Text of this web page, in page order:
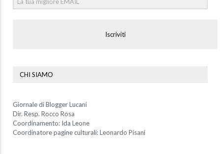
Iscriviti
CHI SIAMO
Giornale di Blogger Lucani
Dir. Resp. Rocco Rosa
Coordinamento: Ida Leone
Coordinatore pagine culturali: Leonardo Pisani